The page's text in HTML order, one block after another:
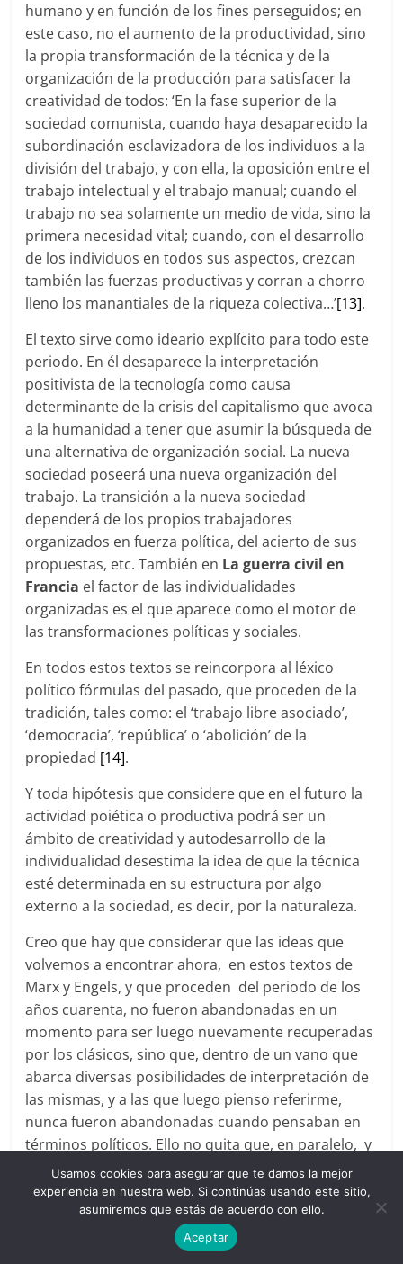
humano y en función de los fines perseguidos; en
este caso, no el aumento de la productividad, sino
la propia transformación de la técnica y de la
organización de la producción para satisfacer la
creatividad de todos: ‘En la fase superior de la
sociedad comunista, cuando haya desaparecido la
subordinación esclavizadora de los individuos a la
división del trabajo, y con ella, la oposición entre el
trabajo intelectual y el trabajo manual; cuando el
trabajo no sea solamente un medio de vida, sino la
primera necesidad vital; cuando, con el desarrollo
de los individuos en todos sus aspectos, crezcan
también las fuerzas productivas y corran a chorro
lleno los manantiales de la riqueza colectiva…’[13].
El texto sirve como ideario explícito para todo este
periodo. En él desaparece la interpretación
positivista de la tecnología como causa
determinante de la crisis del capitalismo que avoca
a la humanidad a tener que asumir la búsqueda de
una alternativa de organización social. La nueva
sociedad poseerá una nueva organización del
trabajo. La transición a la nueva sociedad
dependerá de los propios trabajadores
organizados en fuerza política, del acierto de sus
propuestas, etc. También en La guerra civil en
Francia el factor de las individualidades
organizadas es el que aparece como el motor de
las transformaciones políticas y sociales.
En todos estos textos se reincorpora al léxico
político fórmulas del pasado, que proceden de la
tradición, tales como: el ‘trabajo libre asociado’,
‘democracia’, ‘república’ o ‘abolición’ de la
propiedad [14].
Y toda hipótesis que considere que en el futuro la
actividad poiética o productiva podrá ser un
ámbito de creatividad y autodesarrollo de la
individualidad desestima la idea de que la técnica
esté determinada en su estructura por algo
externo a la sociedad, es decir, por la naturaleza.
Creo que hay que considerar que las ideas que
volvemos a encontrar ahora, en estos textos de
Marx y Engels, y que proceden del periodo de los
años cuarenta, no fueron abandonadas en un
momento para ser luego nuevamente recuperadas
por los clásicos, sino que, dentro de un vano que
abarca diversas posibilidades de interpretación de
las mismas, y a las que luego pienso referirme,
nunca fueron abandonadas cuando pensaban en
términos políticos. Ello no quita que, en paralelo, y
como ya he dicho, elaborasen hipótesis
especulativas en sus periodos de reflexión teórica
forzosamente desvinculada como variante
independiente, de estructura de la práctica política.
En este sentido, las hipótesis basadas en una
Usamos cookies para asegurar que te damos la mejor
experiencia en nuestra web. Si continúas usando este sitio,
asumiremos que estás de acuerdo con ello.
Aceptar